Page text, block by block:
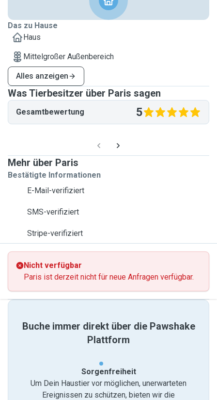
Das zu Hause
Haus
Mittelgroßer Außenbereich
Alles anzeigen
Was Tierbesitzer über Paris sagen
Gesamtbewertung 5
Mehr über Paris
Bestätigte Informationen
E-Mail-verifiziert
SMS-verifiziert
Stripe-verifiziert
Nicht verfügbar
Paris ist derzeit nicht für neue Anfragen verfügbar.
Buche immer direkt über die Pawshake
Plattform
Sorgenfreiheit
Um Dein Haustier vor möglichen, unerwarteten
Ereignissen zu schützen, bieten wir die